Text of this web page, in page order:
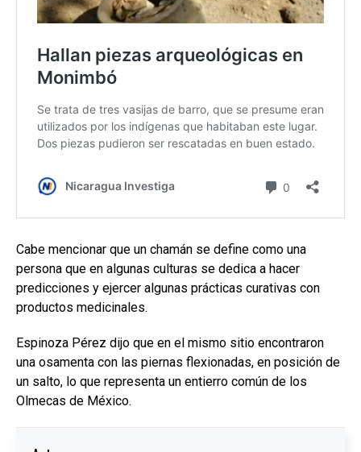
Cabe mencionar que un chamán se define como una
persona que en algunas culturas se dedica a hacer
predicciones y ejercer algunas prácticas curativas con
productos medicinales.
Espinoza Pérez dijo que en el mismo sitio encontraron
una osamenta con las piernas flexionadas, en posición de
un salto, lo que representa un entierro común de los
Olmecas de México.